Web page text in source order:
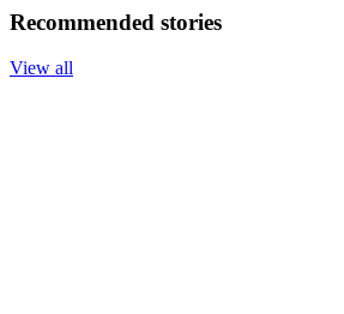
Recommended stories
View all